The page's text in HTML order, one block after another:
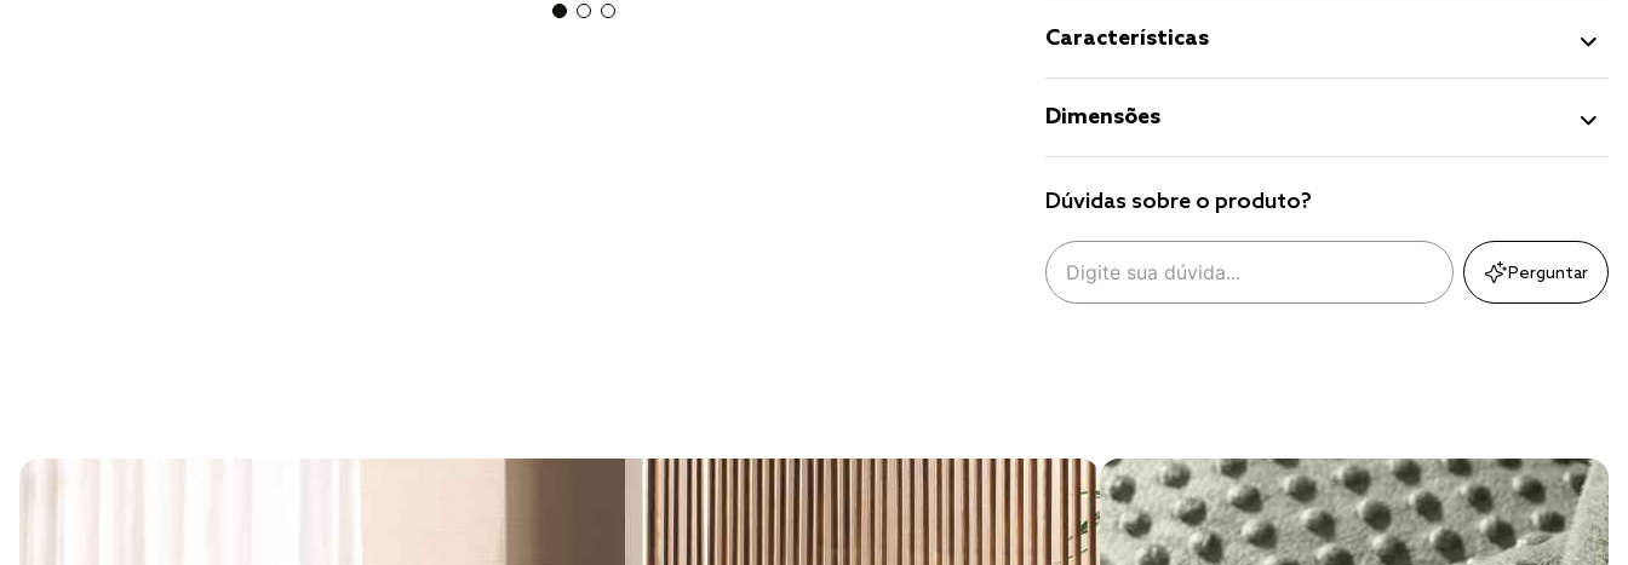
Características
Dimensões
Dúvidas sobre o produto?
Perguntar